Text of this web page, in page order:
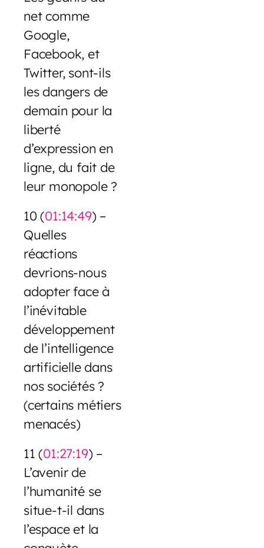
net comme
Google,
Facebook, et
Twitter, sont-ils
les dangers de
demain pour la
liberté
d’expression en
ligne, du fait de
leur monopole ?
10 (01:14:49) –
Quelles
réactions
devrions-nous
adopter face à
l’inévitable
développement
de l’intelligence
artificielle dans
nos sociétés ?
(certains métiers
menacés)
11 (01:27:19) –
L’avenir de
l’humanité se
situe-t-il dans
l’espace et la